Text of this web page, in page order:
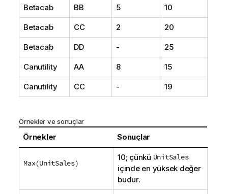
Betacab BB 5 10
Betacab CC 2 20
Betacab DD - 25
Canutility AA 8 15
Canutility CC - 19
Örnekler ve sonuçlar
Örnekler Sonuçlar
Max(UnitSales)
10; çünkü UnitSales
içinde en yüksek değer
budur.